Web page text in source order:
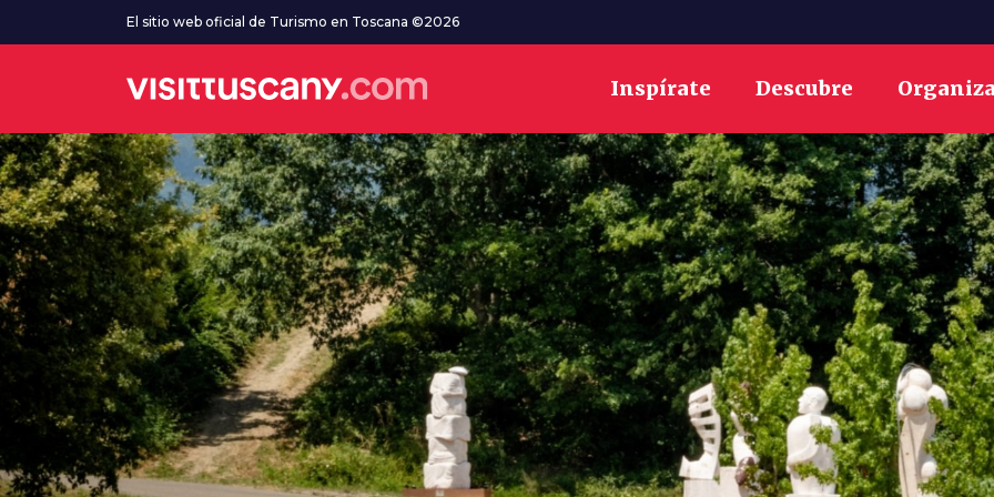
Ve al contenido principalEl sitio web oficial de Turismo en Toscana ©2026
Inspírate Descubre Organiza